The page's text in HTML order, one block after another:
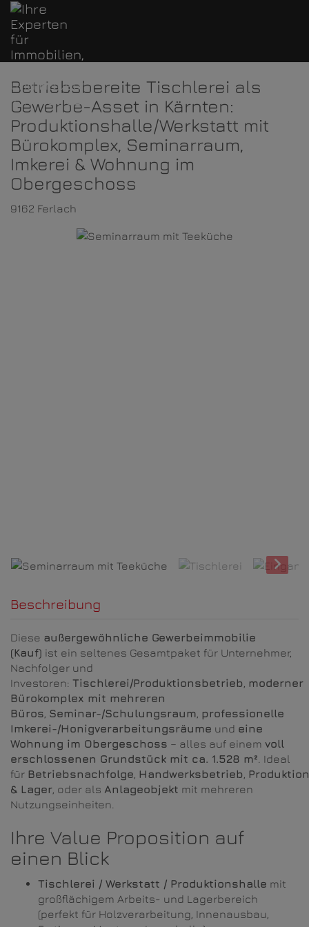
Betriebsbereite Tischlerei als
Gewerbe-Asset in Kärnten:
Produktionshalle/Werkstatt mit
Bürokomplex, Seminarraum,
Imkerei & Wohnung im
Obergeschoss
9162 Ferlach
Beschreibung
Diese außergewöhnliche Gewerbeimmobilie
(Kauf) ist ein seltenes Gesamtpaket für Unternehmer,
Nachfolger und
Investoren: Tischlerei/Produktionsbetrieb moderner
Bürokomplex mit mehreren
Büros Seminar-/Schulungsraum professionelle
Imkerei-/Honigverarbeitungsräume und eine
Wohnung im Obergeschoss – alles auf einem voll
erschlossenen Grundstück mit ca. 1.528 m² . Ideal
für Betriebsnachfolge Handwerksbetrieb Produktion
& Lager , oder als Anlageobjekt mit mehreren
Nutzungseinheiten.
Ihre Value Proposition auf
einen Blick
Tischlerei / Werkstatt / Produktionshalle mit
großflächigem Arbeits- und Lagerbereich
(perfekt für Holzverarbeitung, Innenausbau,